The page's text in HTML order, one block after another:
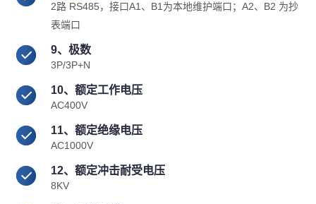
2路 RS485，接口A1、B1为本地维护端口；A2、B2 为抄
表端口
9、极数
3P/3P+N
10、额定工作电压
AC400V
11、额定绝缘电压
AC1000V
12、额定冲击耐受电压
8KV